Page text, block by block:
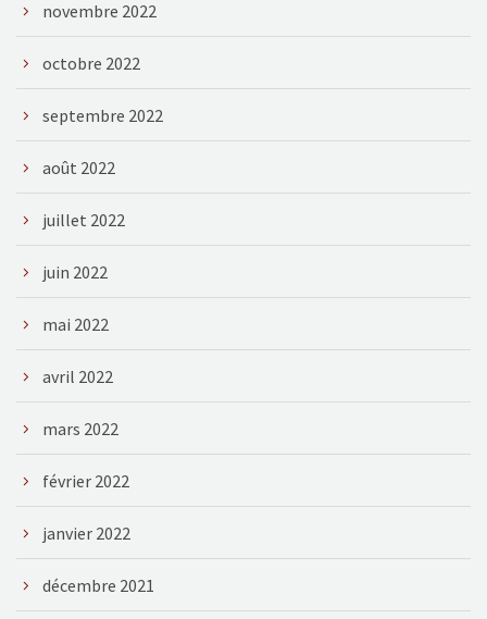
novembre 2022
octobre 2022
septembre 2022
août 2022
juillet 2022
juin 2022
mai 2022
avril 2022
mars 2022
février 2022
janvier 2022
décembre 2021